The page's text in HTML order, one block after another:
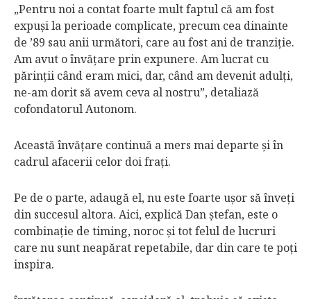
„Pentru noi a contat foarte mult faptul că am fost
expuşi la perioade complicate, precum cea dinainte
de ’89 sau anii următori, care au fost ani de tranziţie.
Am avut o învăţare prin expunere. Am lucrat cu
părinţii când eram mici, dar, când am devenit adulţi,
ne-am dorit să avem ceva al nostru”, detaliază
cofondatorul Autonom.
Această învăţare continuă a mers mai departe şi în
cadrul afacerii celor doi fraţi.
Pe de o parte, adaugă el, nu este foarte uşor să înveţi
din succesul altora. Aici, explică Dan ştefan, este o
combinaţie de timing, noroc şi tot felul de lucruri
care nu sunt neapărat repetabile, dar din care te poţi
inspira.